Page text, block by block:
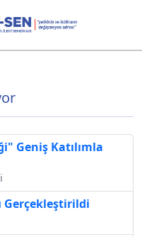
Geniş Katılımla
Gerçekleştirildi